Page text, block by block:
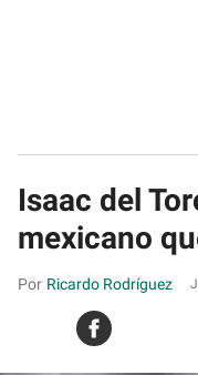
Isaac del
mexicano
Ricardo Rodríguez